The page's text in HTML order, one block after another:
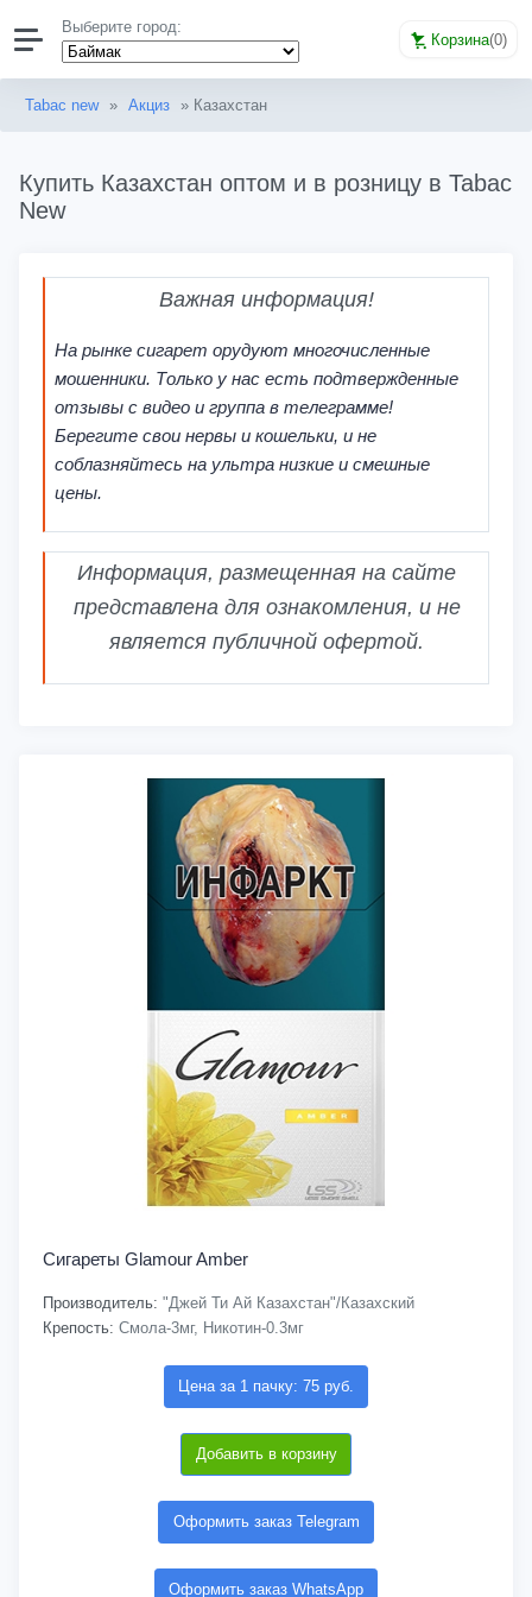
Выберите город:
Корзина(0)
Tabac new » Акциз » Казахстан
Купить Казахстан оптом и в розницу в Tabac
New
Важная информация!
На рынке сигарет орудуют многочисленные
мошенники. Только у нас есть подтвержденные
отзывы с видео и группа в телеграмме!
Берегите свои нервы и кошельки, и не
соблазняйтесь на ультра низкие и смешные
цены.
Информация, размещенная на сайте
представлена для ознакомления, и не
является публичной офертой.
Сигареты Glamour Amber
Производитель: "Джей Ти Ай Казахстан"/Казахский
Крепость: Смола-3мг, Никотин-0.3мг
Цена за 1 пачку: 75 руб.
Добавить в корзину
Оформить заказ Telegram
Оформить заказ WhatsApp